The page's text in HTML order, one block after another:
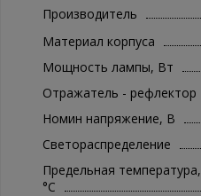
Производитель
Материал корпуса
Мощность лампы, Вт
Отражатель - рефлектор
Номин напряжение, В
Светораспределение
Предельная температура,
°C